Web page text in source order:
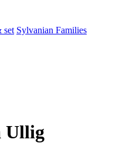
set Sylvanian Families
Ullig